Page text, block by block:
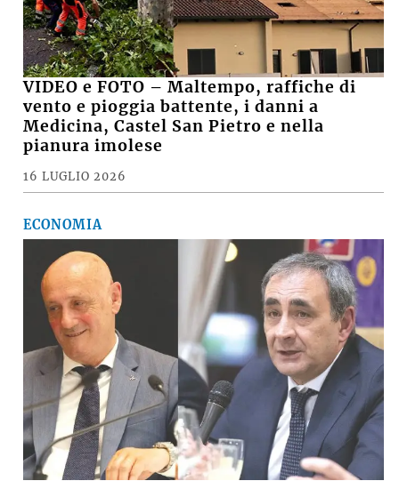
VIDEO e FOTO – Maltempo, raffiche di
vento e pioggia battente, i danni a
Medicina, Castel San Pietro e nella
pianura imolese
16 LUGLIO 2026
ECONOMIA